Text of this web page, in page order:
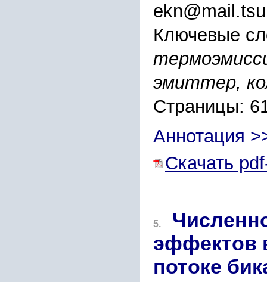
Ключевые
эмиттер,
Страницы:
Аннотация
Скачать
5.
эффектов
потоке